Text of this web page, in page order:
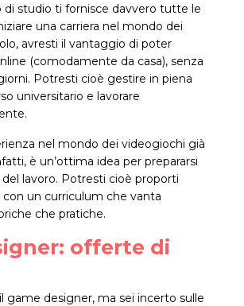
di studio ti fornisce davvero tutte le
una carriera nel mondo dei
avresti il vantaggio di poter
(comodamente da casa), senza
Potresti cioè gestire in piena
universitario e lavorare
nel mondo dei videogiochi già
è un’ottima idea per prepararsi
lavoro. Potresti cioè proporti
un curriculum che vanta
che pratiche.
offerte di
game designer, ma sei incerto sulle